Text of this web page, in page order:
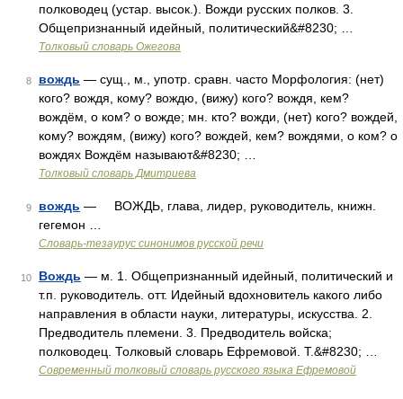
полководец (устар. высок.). Вожди русских полков. 3.
Общепризнанный идейный, политический&#8230; …
Толковый словарь Ожегова
8 вождь — сущ., м., употр. сравн. часто Морфология: (нет)
кого? вождя, кому? вождю, (вижу) кого? вождя, кем?
вождём, о ком? о вожде; мн. кто? вожди, (нет) кого? вождей,
кому? вождям, (вижу) кого? вождей, кем? вождями, о ком? о
вождях Вождём называют&#8230; …
Толковый словарь Дмитриева
9 вождь — ВОЖДЬ, глава, лидер, руководитель, книжн.
гегемон …
Словарь-тезаурус синонимов русской речи
10 Вождь — м. 1. Общепризнанный идейный, политический и
т.п. руководитель. отт. Идейный вдохновитель какого либо
направления в области науки, литературы, искусства. 2.
Предводитель племени. 3. Предводитель войска;
полководец. Толковый словарь Ефремовой. Т.&#8230; …
Современный толковый словарь русского языка Ефремовой